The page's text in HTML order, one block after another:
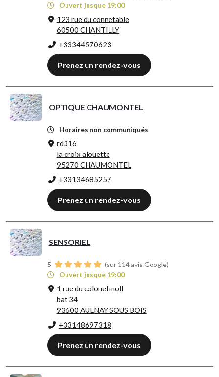
Ouvert jusque 19:00
123 rue du connetable
60500 CHANTILLY
+33344570623
Prenez un rendez-vous
OPTIQUE CHAUMONTEL
Horaires non communiqués
rd316
la croix alouette
95270 CHAUMONTEL
+33134685257
Prenez un rendez-vous
SENSORIEL
5
(sur 114 avis Google)
Ouvert jusque 19:00
1 rue du colonel moll
bat 34
93600 AULNAY SOUS BOIS
+33148697318
Prenez un rendez-vous